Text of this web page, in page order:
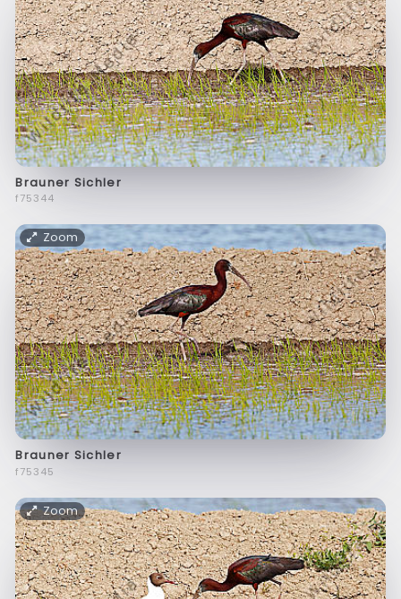
Brauner Sichler
f75344
Zoom
Brauner Sichler
f75345
Zoom